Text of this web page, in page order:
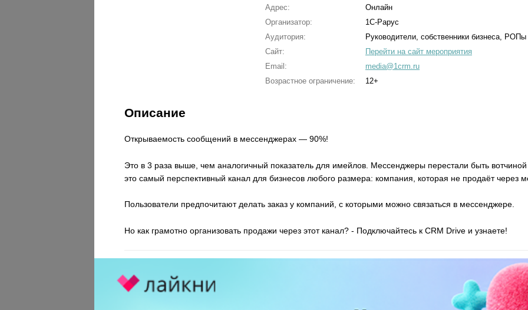
Адрес:
Онлайн
Организатор:
1С-Рарус
Аудитория:
Руководители, собственники бизнеса, РОПы
Сайт:
Перейти на сайт мероприятия
Email:
media@1crm.ru
Возрастное ограничение:
12+
Описание
Открываемость сообщений в мессенджерах — 90%!
Это в 3 раза выше, чем аналогичный показатель для имейлов. Мессенджеры перестали быть
это самый перспективный канал для бизнесов любого размера: компания, которая не продаёт через
Пользователи предпочитают делать заказ у компаний, с которыми можно связаться в мессенджере.
Но как грамотно организовать продажи через этот канал? - Подключайтесь к CRM Drive и узнаете!